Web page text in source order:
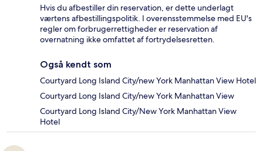
Hvis du afbestiller din reservation, er dette underlagt
værtens afbestillingspolitik. I overensstemmelse med EU's
regler om forbrugerrettigheder er reservation af
overnatning ikke omfattet af fortrydelsesretten.
Også kendt som
Courtyard Long Island City/new York Manhattan View Hotel
Courtyard Long Island City/new York Manhattan View
Courtyard Long Island City/New York Manhattan View
Hotel